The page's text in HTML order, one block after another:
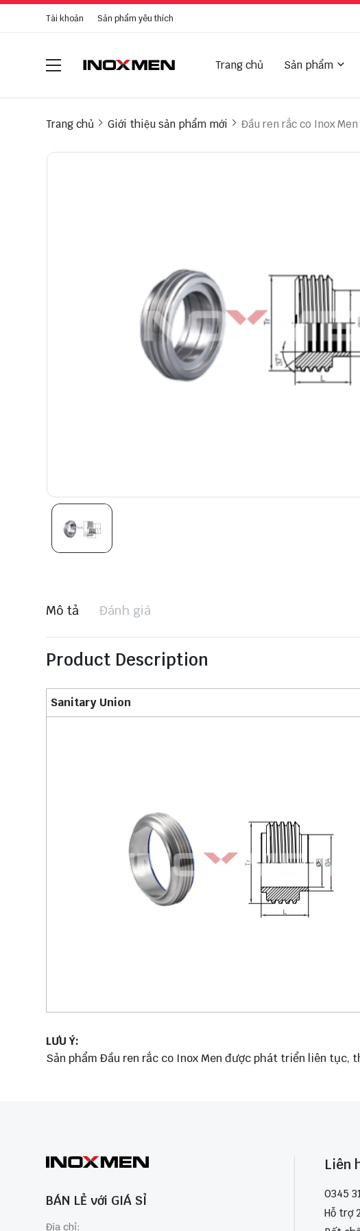
Tài khoản Sản phẩm yêu thích
Trang chủ Sản phẩm
Trang chủ Giới thiệu sản phẩm mới Đầu ren rắc co Inox Men
Mô tả Đánh giá
Product Description
Sanitary Union
LƯU Ý:
Sản phẩm Đầu ren rắc co Inox Men được phát triển liên
BÁN LẺ với GIÁ SỈ
Địa chỉ:
Liên
0345
Hỗ trợ